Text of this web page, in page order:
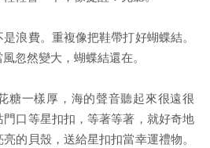
浪費。重複像把鞋帶打好蝴蝶結。
忽然變大，蝴蝶結還在。
糖一樣厚，海的聲音聽起來很遠很
口等星扣扣，等著等著，就好奇地
的貝殼，送給星扣扣當幸運禮物。